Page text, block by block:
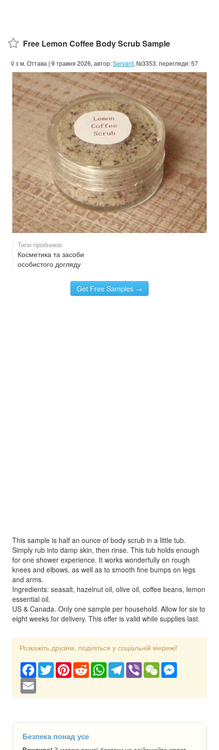
Free Lemon Coffee Body Scrub Sample
з м. Оттава | 9 травня 2026, автор:Servant, №3353, перегляди: 57
Типи пробників:
Косметика та засоби
особистого догляду
Get Free Samples →
This sample is half an ounce of body scrub in a little tub.
Simply rub into damp skin, then rinse. This tub holds enough
for one shower experience. It works wonderfully on rough
knees and elbows, as well as to smooth fine bumps on legs
and arms.
Ingredients: seasalt, hazelnut oil, olive oil, coffee beans, lemon
essential oil.
US & Canada. Only one sample per household. Allow for six to
eight weeks for delivery. This offer is valid while supplies last.
Розкажіть друзям, поділіться у соціальній мережі!
Facebook
TwitterPinterestRedditWhatsAppTelegram
Viber WeChat
Безпека понад усе